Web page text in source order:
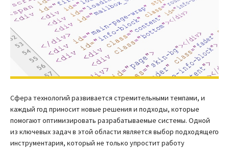
Сфера технологий развивается стремительными темпами, и
каждый год приносит новые решения и подходы, которые
помогают оптимизировать разрабатываемые системы. Одной
из ключевых задач в этой области является выбор подходящего
инструментария, который не только упростит работу